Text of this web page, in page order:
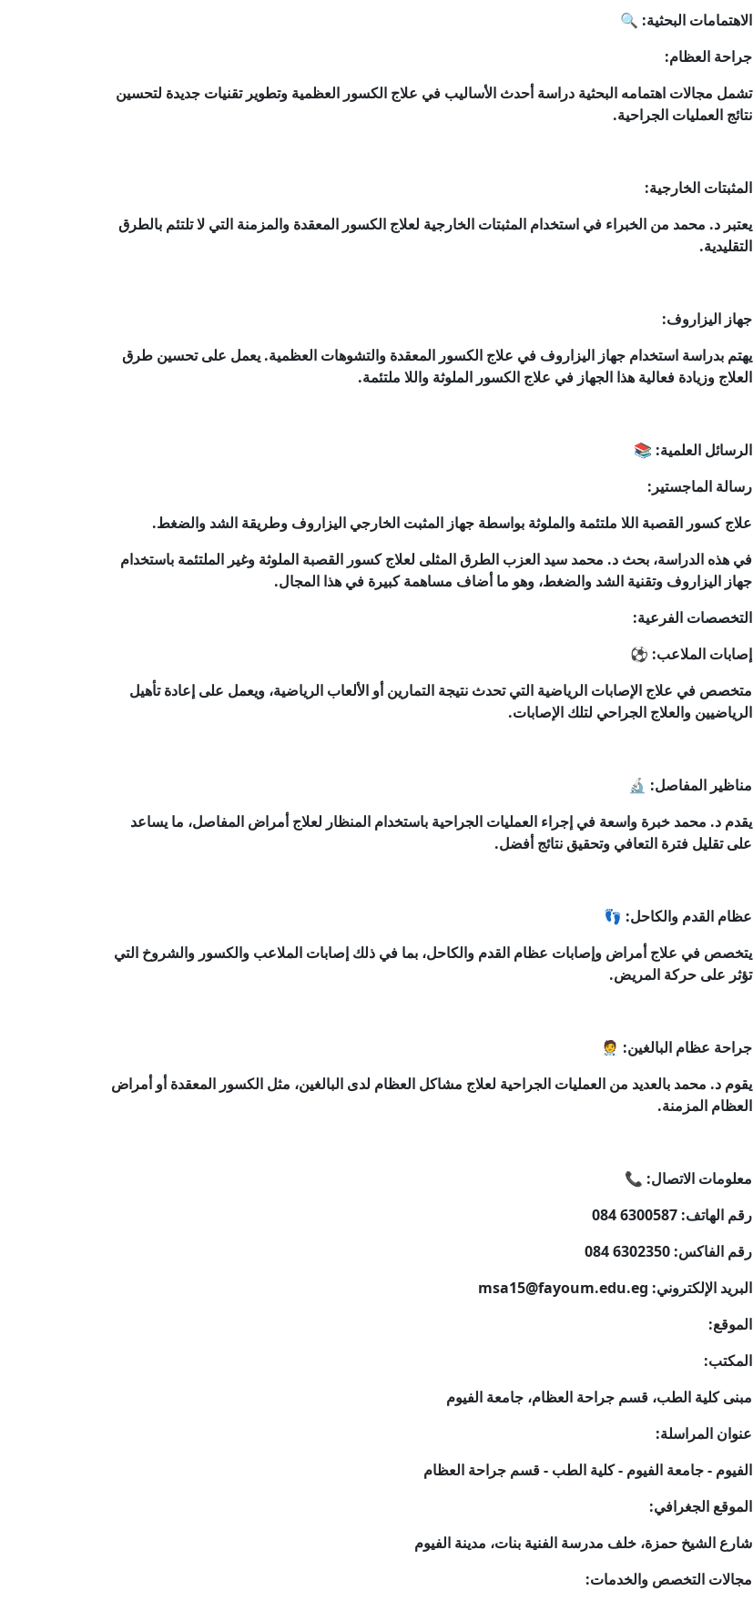
الاهتمامات البحثية: 🔍
جراحة العظام:
تشمل مجالات اهتمامه البحثية دراسة أحدث الأساليب في علاج الكسور العظمية وتطوير تقنيات جديدة لتحسين
نتائج العمليات الجراحية.
المثبتات الخارجية:
يعتبر د. محمد من الخبراء في استخدام المثبتات الخارجية لعلاج الكسور المعقدة والمزمنة التي لا تلتئم بالطرق
التقليدية.
جهاز اليزاروف:
يهتم بدراسة استخدام جهاز اليزاروف في علاج الكسور المعقدة والتشوهات العظمية. يعمل على تحسين طرق
العلاج وزيادة فعالية هذا الجهاز في علاج الكسور الملوثة واللا ملتئمة.
الرسائل العلمية: 📚
رسالة الماجستير:
علاج كسور القصبة اللا ملتئمة والملوثة بواسطة جهاز المثبت الخارجي اليزاروف وطريقة الشد والضغط.
في هذه الدراسة، بحث د. محمد سيد العزب الطرق المثلى لعلاج كسور القصبة الملوثة وغير الملتئمة باستخدام
جهاز اليزاروف وتقنية الشد والضغط، وهو ما أضاف مساهمة كبيرة في هذا المجال.
التخصصات الفرعية:
إصابات الملاعب: ⚽
متخصص في علاج الإصابات الرياضية التي تحدث نتيجة التمارين أو الألعاب الرياضية، ويعمل على إعادة تأهيل
الرياضيين والعلاج الجراحي لتلك الإصابات.
مناظير المفاصل: 🔬
يقدم د. محمد خبرة واسعة في إجراء العمليات الجراحية باستخدام المنظار لعلاج أمراض المفاصل، ما يساعد
على تقليل فترة التعافي وتحقيق نتائج أفضل.
عظام القدم والكاحل: 👣
يتخصص في علاج أمراض وإصابات عظام القدم والكاحل، بما في ذلك إصابات الملاعب والكسور والشروخ التي
تؤثر على حركة المريض.
جراحة عظام البالغين: 🧑‍⚕️
يقوم د. محمد بالعديد من العمليات الجراحية لعلاج مشاكل العظام لدى البالغين، مثل الكسور المعقدة أو أمراض
العظام المزمنة.
معلومات الاتصال: 📞
رقم الهاتف: 6300587 084
رقم الفاكس: 6302350 084
البريد الإلكتروني: msa15@fayoum.edu.eg
الموقع:
المكتب:
مبنى كلية الطب، قسم جراحة العظام، جامعة الفيوم
عنوان المراسلة:
الفيوم - جامعة الفيوم - كلية الطب - قسم جراحة العظام
الموقع الجغرافي:
شارع الشيخ حمزة، خلف مدرسة الفنية بنات، مدينة الفيوم
مجالات التخصص والخدمات: